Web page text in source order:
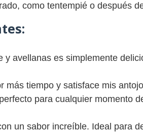
como tentempié o después
y avellanas es simplemente
más tiempo y satisface mis
perfecto para cualquier momento
con un sabor increíble. Ideal para